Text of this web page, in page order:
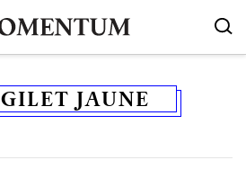
GILET JAUNE